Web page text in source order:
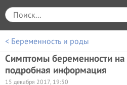
< Беременность и роды
Симптомы беременности на
подробная информация
15 декабря 2017, 19:50